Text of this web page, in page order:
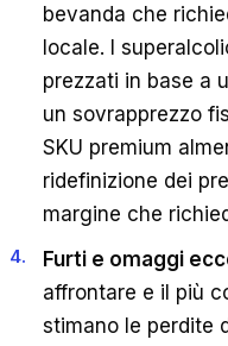
bevanda che
locale. I
prezzati in base a
un sovrapprezzo
SKU premium
ridefinizione dei
margine che
Furti e omaggi
affrontare e il più
stimano le perdite